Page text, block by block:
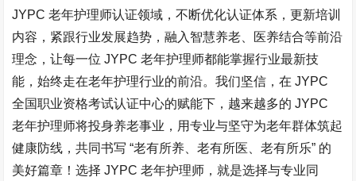
JYPC 老年护理师认证领域，不断优化认证体系，更新培训
内容，紧跟行业发展趋势，融入智慧养老、医养结合等前沿
理念，让每一位 JYPC 老年护理师都能掌握行业最新技
能，始终走在老年护理行业的前沿。我们坚信，在 JYPC
全国职业资格考试认证中心的赋能下，越来越多的 JYPC
老年护理师将投身养老事业，用专业与坚守为老年群体筑起
健康防线，共同书写 “老有所养、老有所医、老有所乐” 的
美好篇章！选择 JYPC 老年护理师，就是选择与专业同